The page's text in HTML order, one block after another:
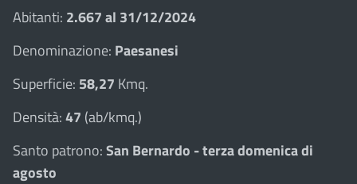
Abitanti: 2.667 al 31/12/2024
Denominazione: Paesanesi
Superficie: 58,27 Kmq.
Densità:47 (ab/kmq.)
Santo patrono:San Bernardo - terza domenica di
agosto